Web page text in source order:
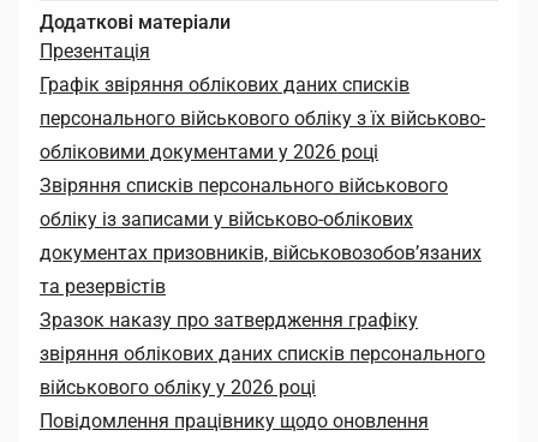
Додаткові матеріали
Презентація
Графік звіряння облікових даних списків
персонального військового обліку з їх військово-
обліковими документами у 2026 році
Звіряння списків персонального військового
обліку із записами у військово-облікових
документах призовників, військовозобов’язаних
та резервістів
Зразок наказу про затвердження графіку
звіряння облікових даних списків персонального
військового обліку у 2026 році
Повідомлення працівнику щодо оновлення